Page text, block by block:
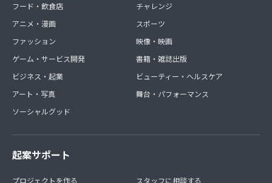
フード・飲食店
アニメ・漫画
ファッション
ゲーム・サービス開発
ビジネス・起業
アート・写真
ソーシャルグッド
チャレンジ
スポーツ
映像・映画
書籍・雑誌出版
ビューティー・ヘルスケア
舞台・パフォーマンス
起案サポート
プロジェクトを作る
スタッフに相談する